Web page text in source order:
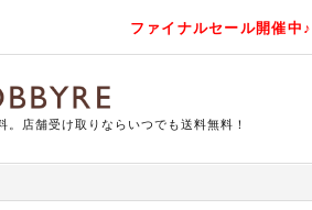
ファイナルセール開催中♪
店舗受け取りならいつでも送料無料！